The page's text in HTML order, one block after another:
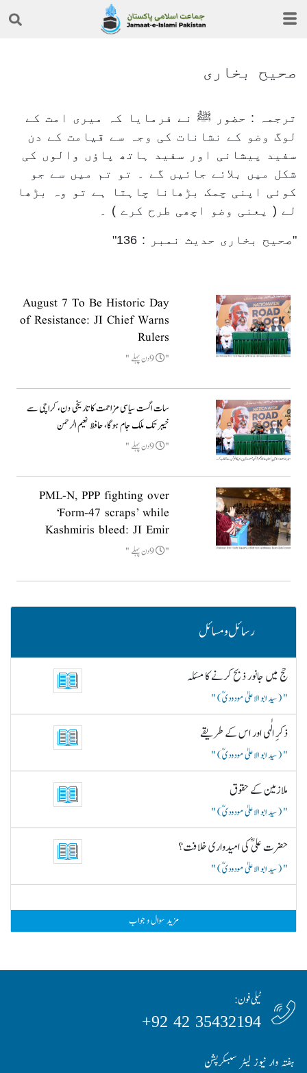
صحیح بخاری
ترجمہ : حضور ﷺ نے فرمایا کہ میری امت کے
لوگ وضو کے نشانات کی وجہ سے قیامت کے دن
سفید پیشانی اور سفید ہاتھ پاؤں والوں کی
شکل میں بلائے جائیں گے ۔ تو تم میں سے جو
کوئی اپنی چمک بڑھانا چاہتا ہے تو وہ بڑھا
لے ( یعنی وضو اچھی طرح کرے ) ۔
صحیح بخاری حدیث نمبر : 136
August 7 To Be Historic Day
of Resistance: JI Chief Warns
Rulers
9دن پہلے
سات اگست سیاسی مزاحمت کا تاریخی دن، کراچی سے
خیبر تک ملک جام ہوگا، حافظ نعیم الرحمن
9دن پہلے
PML-N, PPP fighting over
‘Form-47 scraps’ while
Kashmiris bleed: JI Emir
9دن پہلے
رسائل و مسائل
حج میں جانور ذبح کرنے کا مسئلہ
( سید ابو الاعلیٰ مودودیؒ )
ذکرِ الٰہی اور اس کے طریقے
( سید ابو الاعلیٰ مودودیؒ )
ملازمین کے حقوق
( سید ابو الاعلیٰ مودودیؒ )
حضرت علیؓ کی امیدواری خلافت؟
( سید ابو الاعلیٰ مودودیؒ )
مزید سوال و جواب
ٹیلی فون:
35432194 42 92+
ہفتہ وار نیوز لیٹر سبسکرپشن